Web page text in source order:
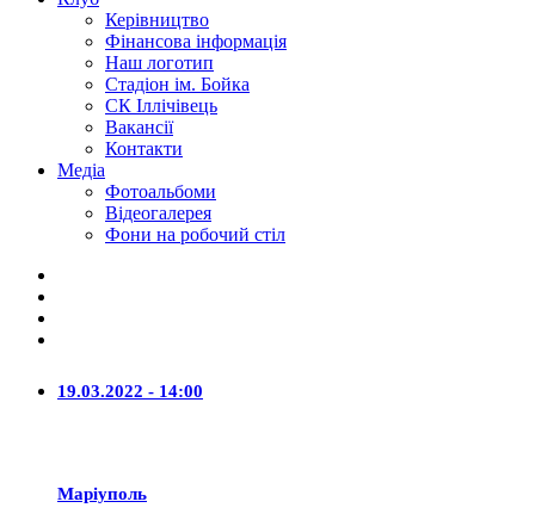
Керівництво
Фінансова інформація
Наш логотип
Стадіон ім. Бойка
СК Іллічівець
Вакансії
Контакти
Медіа
Фотоальбоми
Відеогалерея
Фони на робочий стіл
19.03.2022 - 14:00
Маріуполь